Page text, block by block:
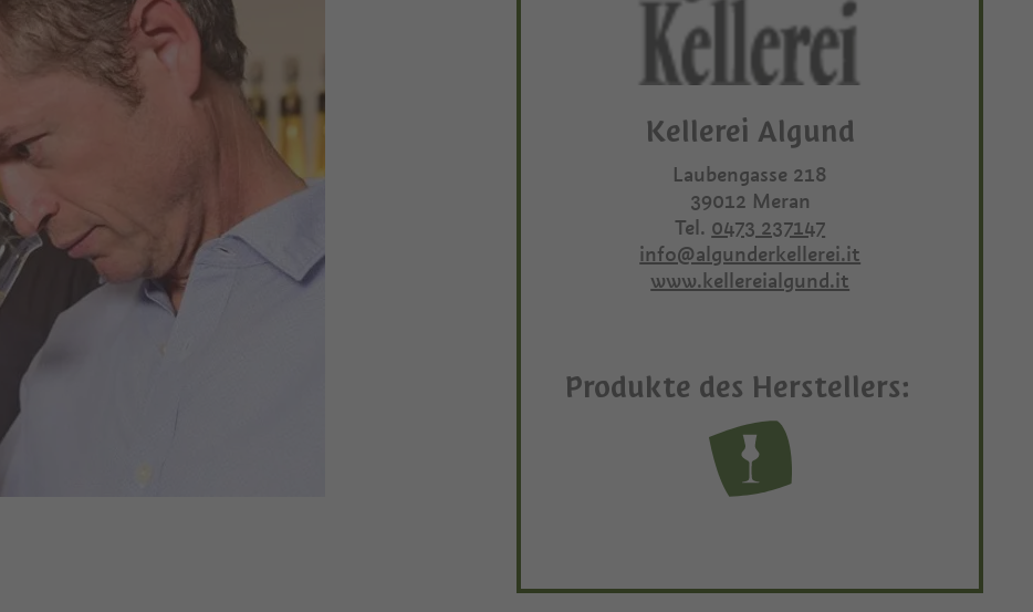
Kellerei Algund
Laubengasse 218
39012 Meran
Tel. 0473 237147
info@algunderkellerei.it
www.kellereialgund.it
Produkte des Herstellers: